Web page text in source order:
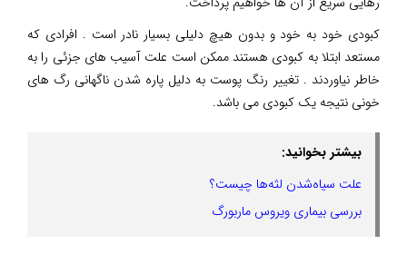
کبودی خود به خود و بدون هیچ دلیلی بسیار نادر است . افرادی که
مستعد ابتلا به کبودی هستند ممکن است علت آسیب های جزئی را به
خاطر نیاوردند . تغییر رنگ پوست به دلیل پاره شدن ناگهانی رگ های
خونی نتیجه یک کبودی می باشد.
بیشتر بخوانید:
علت سیاه‌شدن لثه‌ها چیست؟
بررسی بیماری ویروس ماربورگ